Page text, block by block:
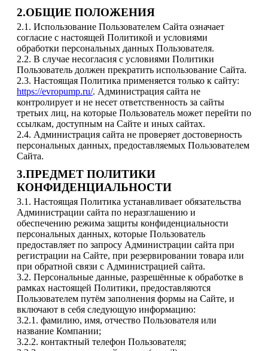
2.ОБЩИЕ ПОЛОЖЕНИЯ
2.1. Использование Пользователем Сайта означает
согласие с настоящей Политикой и условиями
обработки персональных данных Пользователя.
2.2. В случае несогласия с условиями Политики
Пользователь должен прекратить использование Сайта.
2.3. Настоящая Политика применяется только к сайту:
https://evropump.ru/. Администрация сайта не
контролирует и не несет ответственность за сайты
третьих лиц, на которые Пользователь может перейти по
ссылкам, доступным на Сайте и иных сайтах.
2.4. Администрация сайта не проверяет достоверность
персональных данных, предоставляемых Пользователем
Сайта.
3.ПРЕДМЕТ ПОЛИТИКИ
КОНФИДЕНЦИАЛЬНОСТИ
3.1. Настоящая Политика устанавливает обязательства
Администрации сайта по неразглашению и
обеспечению режима защиты конфиденциальности
персональных данных, которые Пользователь
предоставляет по запросу Администрации сайта при
регистрации на Сайте, при резервировании товара или
при обратной связи с Администрацией сайта.
3.2. Персональные данные, разрешённые к обработке в
рамках настоящей Политики, предоставляются
Пользователем путём заполнения формы на Сайте, и
включают в себя следующую информацию:
3.2.1. фамилию, имя, отчество Пользователя или
название Компании;
3.2.2. контактный телефон Пользователя;